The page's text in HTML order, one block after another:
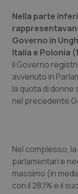
Quotidiano
Quotidiano
Rene &
Salute
Tiroide
Tumore al
Nella parte
Governo in
Italia e Polonia
il Governo
avvenuto in
la quota di
nel precedente
Nel complesso,
parlamentari e
massimo (in
con il 28,1% e il